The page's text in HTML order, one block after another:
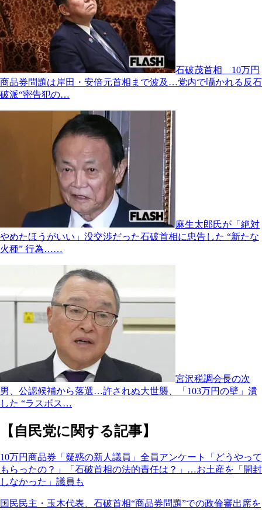
石破茂首相 10万円
商品券問題は岸田・安倍元首相まで波及…党内で囁かれる反石
破派“密告犯の…
麻生太郎氏が「絶対
やめたほうがいい」没交渉だった石破首相に忠告した “新たな
火種” 行為……
宮沢税調会長の次
男、公認候補から落選…許されぬ大世襲、「103万円の壁」潰
した “ラスボス…
【自民党に関する記事】
10万円商品券「疑惑の新人議員」全員アンケート「どうやって
もらったの？」「石破首相の法的責任は？」…お土産を「開封
しなかった」議員も
国民民主・玉木代表、石破首相“商品券問題”での政倫審出席を